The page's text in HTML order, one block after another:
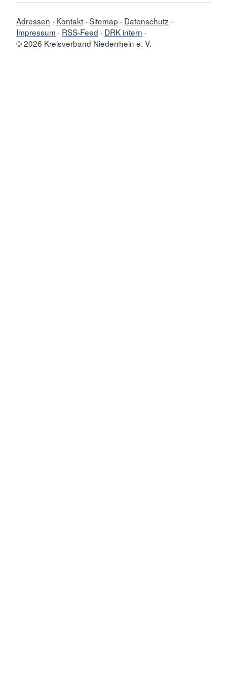
Adressen Kontakt Sitemap
Datenschutz
Impressum
RSS-Feed
DRK intern
© 2026 Kreisverband Niederrhein e. V.